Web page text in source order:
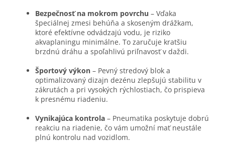
Bezpečnosť na mokrom povrchu – Vďaka
špeciálnej zmesi behúňa a skoseným drážkam,
ktoré efektívne odvádzajú vodu, je riziko
akvaplaningu minimálne. To zaručuje kratšiu
brzdnú dráhu a spoľahlivú priľnavosť v daždi.
Športový výkon – Pevný stredový blok a
optimalizovaný dizajn dezénu zlepšujú stabilitu v
zákrutách a pri vysokých rýchlostiach, čo prispieva
k presnému riadeniu.
Vynikajúca kontrola – Pneumatika poskytuje dobrú
reakciu na riadenie, čo vám umožní mať neustále
plnú kontrolu nad vozidlom.